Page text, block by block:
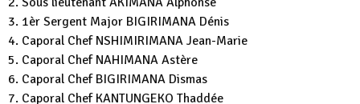
3. 1èr Sergent Major BIGIRIMANA Dénis
4. Caporal Chef NSHIMIRIMANA Jean-Marie
5. Caporal Chef NAHIMANA Astère
6. Caporal Chef BIGIRIMANA Dismas
7. Caporal Chef KANTUNGEKO Thaddée